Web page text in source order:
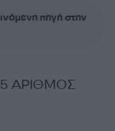
πηγή στην
ΑΡΙΘΜΟΣ